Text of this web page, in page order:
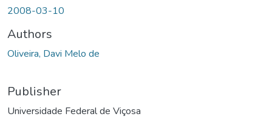
2008-03-10
Authors
Oliveira, Davi Melo de
Publisher
Universidade Federal de Viçosa